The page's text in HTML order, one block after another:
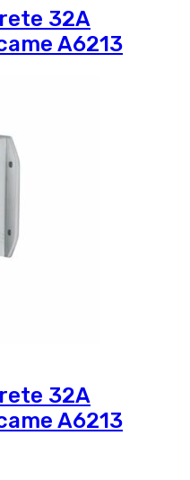
32A
A6213
32A
A6213